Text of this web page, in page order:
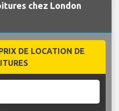
chez London
DE LOCATION DE